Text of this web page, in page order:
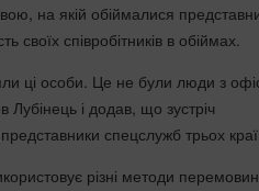
на якій обіймалися
своїх співробітників в обіймах.
ці особи. Це не були люди з
і додав, що зустріч
спецслужб трьох
різні методи